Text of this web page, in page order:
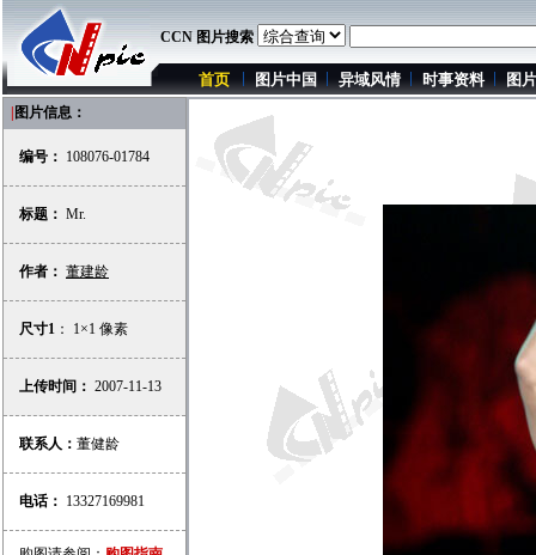
CCN 图片搜索
首页 图片中国 异域风情 时事资料 图
图片信息：
编号： 108076-01784
标题： Mr.
作者： 董建龄
尺寸1 ： 1×1 像素
上传时间： 2007-11-13
联系人： 董健龄
电话： 13327169981